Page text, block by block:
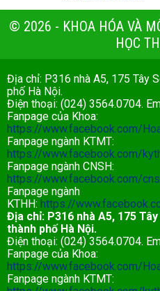
© 2026 - KHOA HÓA VÀ
HỌC
Địa chỉ: P316 nhà A5, 175 Tây
phố Hà Nội.
Điện thoại: (024) 3564.0704.
Fanpage của Khoa:
https://www.facebook.com/
Fanpage ngành KTMT:
https://www.facebook.com/
Fanpage ngành CNSH:
https://www.facebook.com/
Fanpage ngành
KTHH: https://
Địa chỉ: P316 nhà A5, 175
thành phố Hà Nội.
Điện thoại: (024) 3564.0704.
Fanpage của Khoa:
https://www.facebook.com/
Fanpage ngành KTMT: